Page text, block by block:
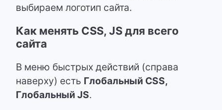
выбираем логотип сайта.
Как менять CSS, JS для всего
сайта
В меню быстрых действий (справа
наверху) есть Глобальный CSS,
Глобальный JS.